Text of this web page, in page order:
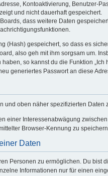
Kontoaktivierung, Benutzer-
und nicht dauerhaft gespeichert.
dass weitere Daten
(Hash) gespeichert, so dass es
also geh mit ihm sorgsam um.
so kannst du die Funktion
generiertes Passwort an diese
und oben näher spezifizierten
einer Interessenabwägung
Browser-Kennung zu
Daten
Personen zu ermöglichen. Du
Informationen nur für einen